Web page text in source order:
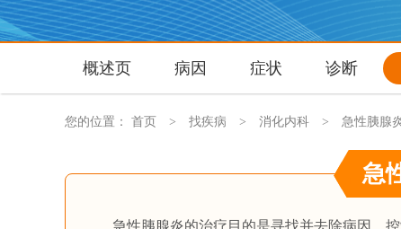
概述页 病因 症状 诊断
您的位置： 首页 > 找疾病 > 消化内科 > 急性胰腺
急
急性胰腺炎的治疗目的是寻找并去除病因，控